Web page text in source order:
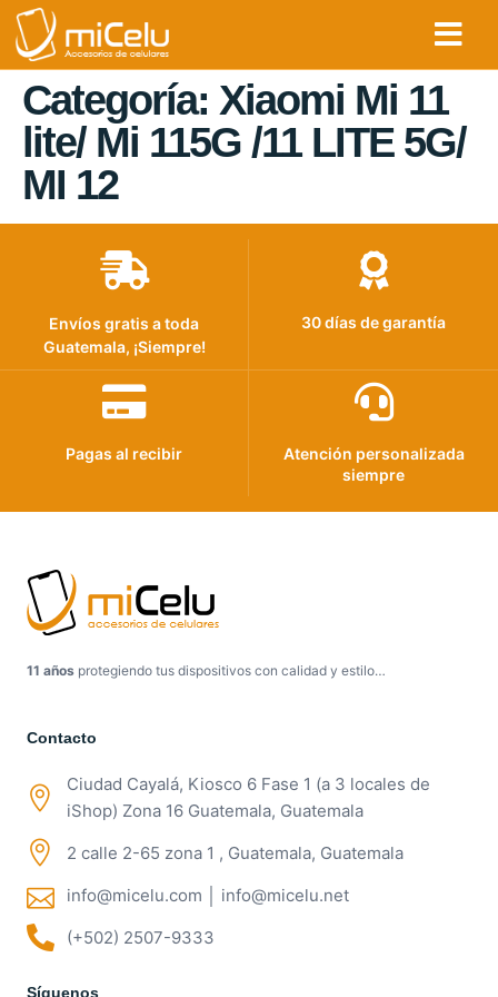
Categoría: Xiaomi Mi 11
lite/ Mi 115G /11 LITE 5G/
MI 12
Envíos gratis a toda
Guatemala, ¡Siempre!
30 días de garantía
Pagas al recibir
Atención personalizada
siempre
11 años protegiendo tus dispositivos con calidad y estilo…
Contacto
Ciudad Cayalá, Kiosco 6 Fase 1 (a 3 locales de
iShop) Zona 16 Guatemala, Guatemala
2 calle 2-65 zona 1 , Guatemala, Guatemala
info@micelu.com │ info@micelu.net
(+502) 2507-9333
Síguenos